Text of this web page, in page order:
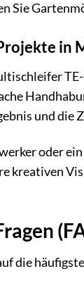
Sie
in
und die
oder
kreativen
die